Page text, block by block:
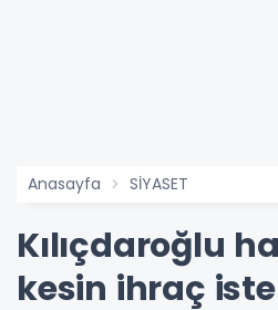
Anasayfa SİYASET
Kılıçdaroğlu
kesin ihraç